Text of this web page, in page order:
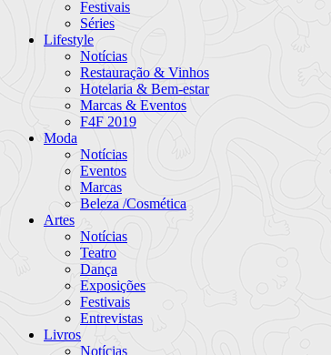
Festivais
Séries
Lifestyle
Notícias
Restauração & Vinhos
Hotelaria & Bem-estar
Marcas & Eventos
F4F 2019
Moda
Notícias
Eventos
Marcas
Beleza /Cosmética
Artes
Notícias
Teatro
Dança
Exposições
Festivais
Entrevistas
Livros
Notícias